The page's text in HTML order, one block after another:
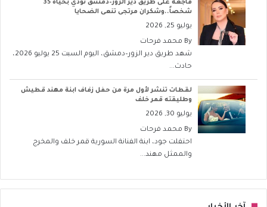
فاجعة على طريق دير الزور–دمشق تودي بحياة 35
شخصاً..وشكران مرتجى تنعى الضحايا
يوليو 25, 2026
By محمد فرحات
شهد طريق دير الزور–دمشق، اليوم السبت 25 يوليو 2026،
حادث...
لقطات تنشر لأول مرة من حفل زفاف ابنة مهند قطيش
وطليقته قمر خلف
يوليو 30, 2026
By محمد فرحات
احتفلت جود، ابنة الفنانة السورية قمر خلف والمخرج
والممثل مهند...